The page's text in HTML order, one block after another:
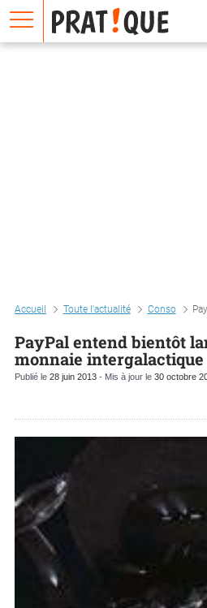
Accueil Toute l'actualité Conso
PayPal entend bientôt
monnaie intergalactique
Publié le 28 juin 2013 - Mis à jour le 30 octobre
E
m
a